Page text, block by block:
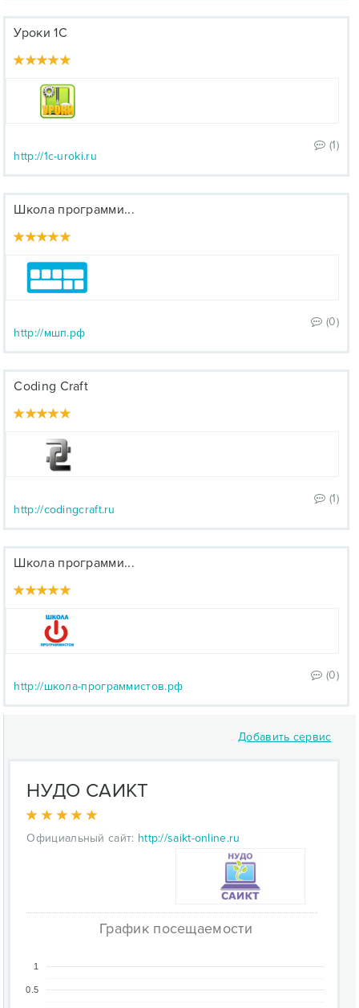
Уроки 1С
(1)
http://1c-uroki.ru
Школа программи...
(0)
http://мшп.рф
Coding Craft
(1)
http://codingcraft.ru
Школа программи...
(0)
http://школа-программистов.рф
Добавить сервис
НУДО САИКТ
Официальный сайт: http://saikt-online.ru
График посещаемости
0.5
1